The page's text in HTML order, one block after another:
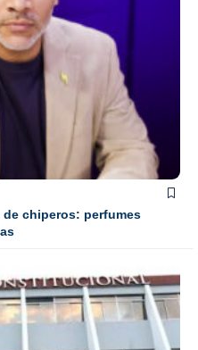
chiperos: perfumes